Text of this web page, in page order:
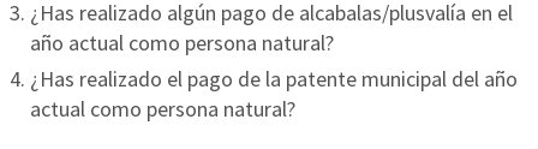
¿Has realizado algún pago de alcabalas/plusvalía en el
año actual como persona natural?
¿Has realizado el pago de la patente municipal del año
actual como persona natural?